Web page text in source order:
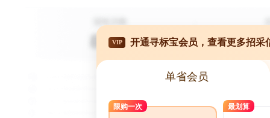
VIP 开通寻标宝会员，查看更多招采
单省会员
限购一次 最划算